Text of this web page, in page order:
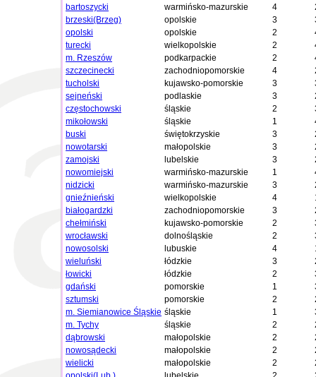
bartoszycki
warmińsko-mazurskie 4
brzeski(Brzeg)
opolskie 3
opolski
opolskie 2
turecki
wielkopolskie 2
m. Rzeszów
podkarpackie 2
szczecinecki
zachodniopomorskie 4
tucholski
kujawsko-pomorskie 3
sejneński
podlaskie 3
częstochowski
śląskie 2
mikołowski
śląskie 1
buski
świętokrzyskie 3
nowotarski
małopolskie 3
zamojski
lubelskie 3
nowomiejski
warmińsko-mazurskie 1
nidzicki
warmińsko-mazurskie 3
gnieźnieński
wielkopolskie 4
białogardzki
zachodniopomorskie 3
chełmiński
kujawsko-pomorskie 2
wrocławski
dolnośląskie 2
nowosolski
lubuskie 4
wieluński
łódzkie 3
łowicki
łódzkie 2
gdański
pomorskie 1
sztumski
pomorskie 2
m. Siemianowice Śląskie śląskie 1
m. Tychy
śląskie 2
dąbrowski
małopolskie 2
nowosądecki
małopolskie 2
wielicki
małopolskie 2